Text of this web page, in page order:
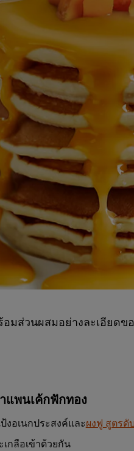
อมส่วนผสมอย่างละเอียด
แพนเค้กฟักทอง
งอเนกประสงค์และผงฟู สูตรดั
กลือเข้าด้วยกัน